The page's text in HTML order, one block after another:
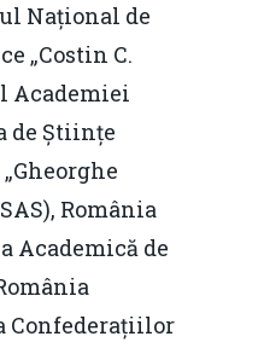
Național de
„Costin C.
Academiei
de Științe
România
Academică de
Confederațiilor